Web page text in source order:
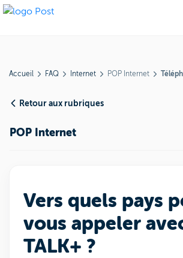
Accueil FAQ Internet POP Internet
Retour aux rubriques
POP Internet
Vers quels pays
vous appeler
TALK+ ?